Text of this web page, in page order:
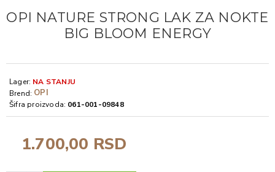
OPI NATURE STRONG LAK ZA NOKTE
BIG BLOOM ENERGY
1.700,00 RSD
Lager: NA STANJU
Brend: OPI
Šifra proizvoda: 061-001-09848